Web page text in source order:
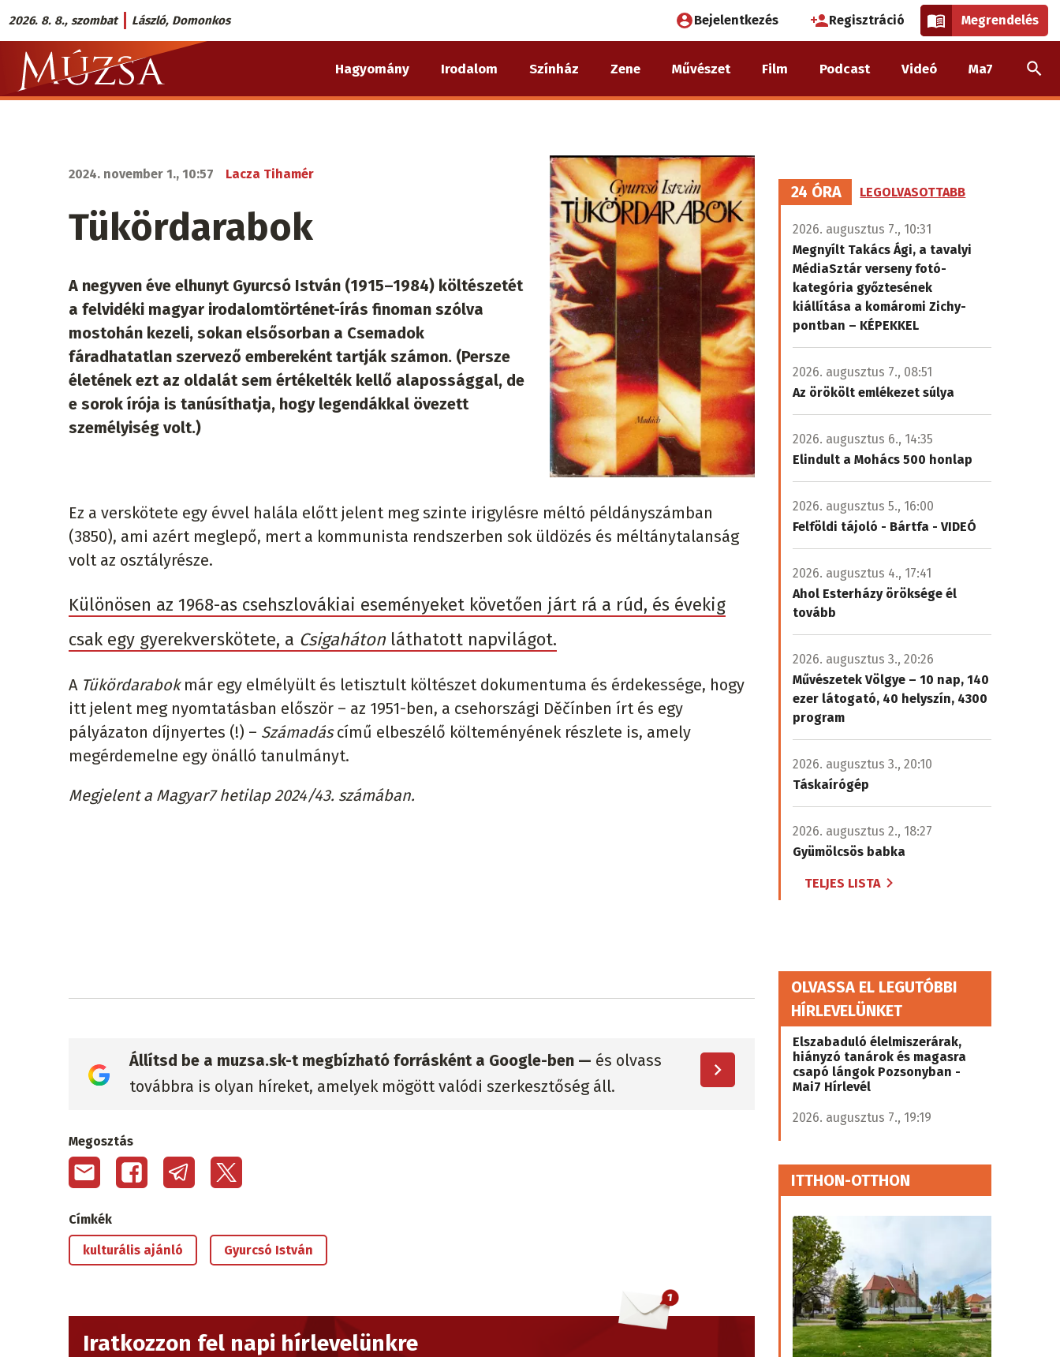
Ugrás
a
tartalomra
2026. 8. 8., szombat László, Domonkos
Felhasználói
fiók
menüje
Bejelentkezés Regisztráció Megrendelés
Múzsa.sk
fő
Hagyomány Irodalom Színház Zene Művészet Film Podcast Videó Ma7
2024. november 1., 10:57 Lacza Tihamér
Tükördarabok
A negyven éve elhunyt Gyurcsó István (1915–1984) költészetét
a felvidéki magyar irodalomtörténet-írás finoman szólva
mostohán kezeli, sokan elsősorban a Csemadok
fáradhatatlan szervező embereként tartják számon. (Persze
életének ezt az oldalát sem értékelték kellő alapossággal, de
e sorok írója is tanúsíthatja, hogy legendákkal övezett
személyiség volt.)
Ez a verskötete egy évvel halála előtt jelent meg szinte irigylésre méltó példányszámban
(3850), ami azért meglepő, mert a kommunista rendszerben sok üldözés és méltánytalanság
volt az osztályrésze.
Különösen az 1968-as csehszlovákiai eseményeket követően járt rá a rúd, és évekig
csak egy gyerekverskötete, a Csigahátonláthatott napvilágot.
A Tükördarabokmár egy elmélyült és letisztult költészet dokumentuma és érdekessége, hogy
itt jelent meg nyomtatásban először – az 1951-ben, a csehországi Děčínben írt és egy
pályázaton díjnyertes (!) – Számadáscímű elbeszélő költeményének részlete is, amely
megérdemelne egy önálló tanulmányt.
Megjelent a Magyar7 hetilap 2024/43. számában.
Állítsd be a muzsa.sk-t megbízható forrásként a Google-ben — és olvass
továbbra is olyan híreket, amelyek mögött valódi szerkesztőség áll.
Megosztás
Címkék
kulturális ajánló Gyurcsó István
Iratkozzon fel napi hírlevelünkre
24 ÓRA LEGOLVASOTTABB
2026. augusztus 7., 10:31
Megnyílt Takács Ági, a tavalyi
MédiaSztár verseny fotó-
kategória győztesének
kiállítása a komáromi Zichy-
pontban – KÉPEKKEL
2026. augusztus 7., 08:51
Az örökölt emlékezet súlya
2026. augusztus 6., 14:35
Elindult a Mohács 500 honlap
2026. augusztus 5., 16:00
Felföldi tájoló - Bártfa - VIDEÓ
2026. augusztus 4., 17:41
Ahol Esterházy öröksége él
tovább
2026. augusztus 3., 20:26
Művészetek Völgye – 10 nap, 140
ezer látogató, 40 helyszín, 4300
program
2026. augusztus 3., 20:10
Táskaírógép
2026. augusztus 2., 18:27
Gyümölcsös babka
TELJES LISTA
OLVASSA EL LEGUTÓBBI
HÍRLEVELÜNKET
Elszabaduló élelmiszerárak,
hiányzó tanárok és magasra
csapó lángok Pozsonyban -
Mai7 Hírlevél
2026. augusztus 7., 19:19
ITTHON-OTTHON